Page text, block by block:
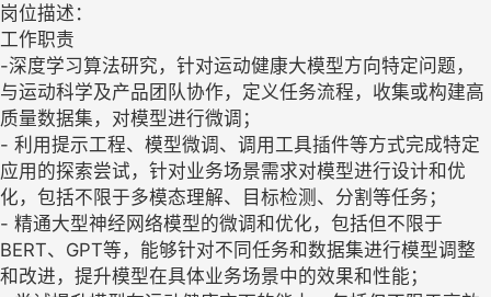
岗位描述：
工作职责
-深度学习算法研究，针对运动健康大模型方向特定问题，
与运动科学及产品团队协作，定义任务流程，收集或构建高
质量数据集，对模型进行微调；
- 利用提示工程、模型微调、调用工具插件等方式完成特定
应用的探索尝试，针对业务场景需求对模型进行设计和优
化，包括不限于多模态理解、目标检测、分割等任务；
- 精通大型神经网络模型的微调和优化，包括但不限于
BERT、GPT等，能够针对不同任务和数据集进行模型调整
和改进，提升模型在具体业务场景中的效果和性能；